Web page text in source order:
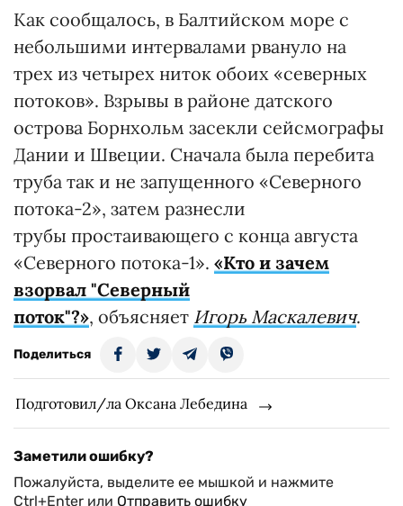
Как сообщалось, в Балтийском море с
небольшими интервалами рвануло на
трех из четырех ниток обоих «северных
потоков». Взрывы в районе датского
острова Борнхольм засекли сейсмографы
Дании и Швеции. Сначала была перебита
труба так и не запущенного «Северного
потока-2», затем разнесли
трубы простаивающего с конца августа
«Северного потока-1». «Кто и зачем
взорвал "Северный
поток"?», объясняет Игорь Маскалевич.
Поделиться
Подготовил/ла Оксана Лебедина
Заметили ошибку?
Пожалуйста, выделите ее мышкой и нажмите
Ctrl+Enter или Отправить ошибку